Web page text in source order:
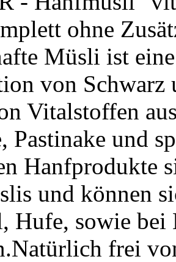
ohne
Müsli ist
von Schwarz
Vitalstoffen
Pastinake und
Hanfprodukte
und können
Hufe, sowie bei
frei